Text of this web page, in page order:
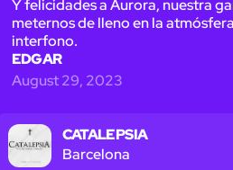
Y felicidades a Aurora, nuestra
meternos de lleno en la
interfono.
EDGAR
August 29, 2023
CATALEPSIA
Barcelona